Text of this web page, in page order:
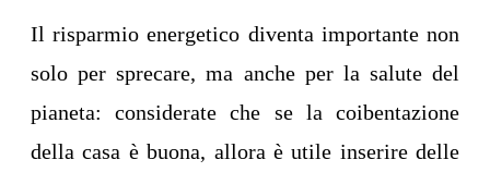
Il risparmio energetico diventa importante non
solo per sprecare, ma anche per la salute del
pianeta: considerate che se la coibentazione
della casa è buona, allora è utile inserire delle